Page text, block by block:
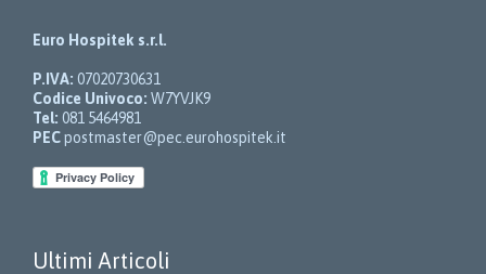
Euro Hospitek s.r.l.
P.IVA: 07020730631
Codice Univoco: W7YVJK9
Tel: 081 5464981
PECpostmaster@pec.eurohospitek.it
Ultimi Articoli